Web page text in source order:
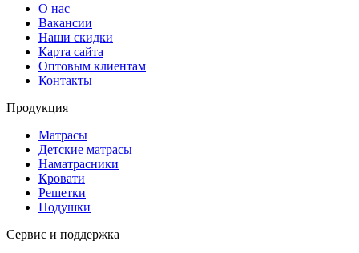
О нас
Вакансии
Наши скидки
Карта сайта
Оптовым клиентам
Контакты
Продукция
Матрасы
Детские матрасы
Наматрасники
Кровати
Решетки
Подушки
Сервис и поддержка